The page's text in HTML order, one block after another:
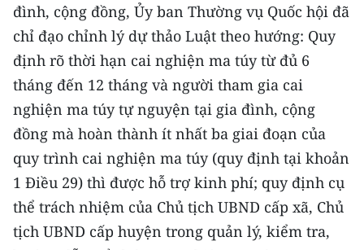
Chuyên trang Hà Nội
Chuyên trang TP. Hồ Chí Minh
CHUYÊN ĐỀ
CÁC CHUYÊN TRANG
VỀ BÁO NHÂN DÂN
THỜI NAY
đình, cộng đồng, Ủy ban Thường vụ Quốc hội đã
chỉ đạo chỉnh lý dự thảo Luật theo hướng: Quy
định rõ thời hạn cai nghiện ma túy từ đủ 6
tháng đến 12 tháng và người tham gia cai
nghiện ma túy tự nguyện tại gia đình, cộng
đồng mà hoàn thành ít nhất ba giai đoạn của
quy trình cai nghiện ma túy (quy định tại khoản
1 Điều 29) thì được hỗ trợ kinh phí; quy định cụ
thể trách nhiệm của Chủ tịch UBND cấp xã, Chủ
tịch UBND cấp huyện trong quản lý, kiểm tra,